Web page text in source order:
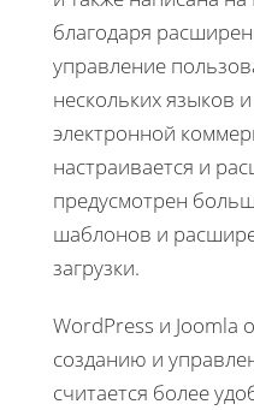
благодаря
управление
нескольких языков
электронной
настраивается и
предусмотрен
шаблонов и
загрузки.
WordPress и Joomla
созданию и
считается более